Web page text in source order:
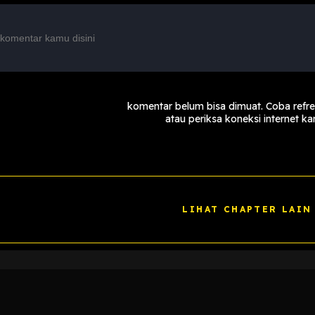
komentar belum bisa dimuat. Coba
atau periksa koneksi internet
LIHAT CHAPTER LAIN